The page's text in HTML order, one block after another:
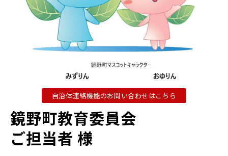
自治体連絡機能のお問い合わせはこちら
鏡野町教育委員会
ご担当者 様